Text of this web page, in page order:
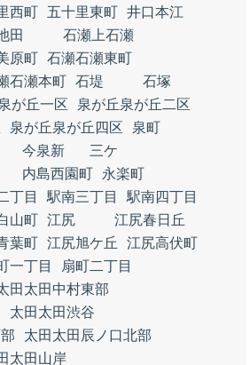
西町 五十里東町 井口本江
田
石瀬上石瀬
原町 石瀬石瀬東町
石瀬本町 石堤
石塚
が丘一区
泉が丘泉が丘二区
泉が丘泉が丘四区
泉町
今泉新
三ケ
内島西園町
永楽町
丁目 駅南三丁目
駅南四丁目
山町 江尻
江尻春日丘
葉町 江尻旭ケ丘
江尻高伏町
一丁目
扇町二丁目
田太田中村東部
太田太田渋谷
太田太田辰ノ口北部
太田山岸